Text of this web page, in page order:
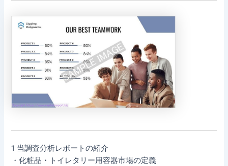
1 当調査分析レポートの紹介
・化粧品・トイレタリー用容器市場の定義